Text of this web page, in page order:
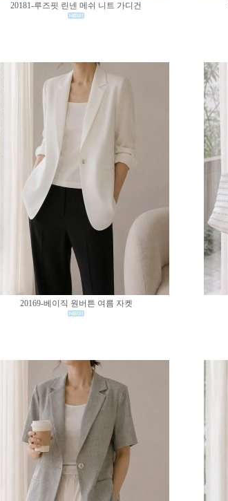
20181-루즈핏 린넨 메쉬 니트 가디건
20169-베이직 원버튼 여름 자켓